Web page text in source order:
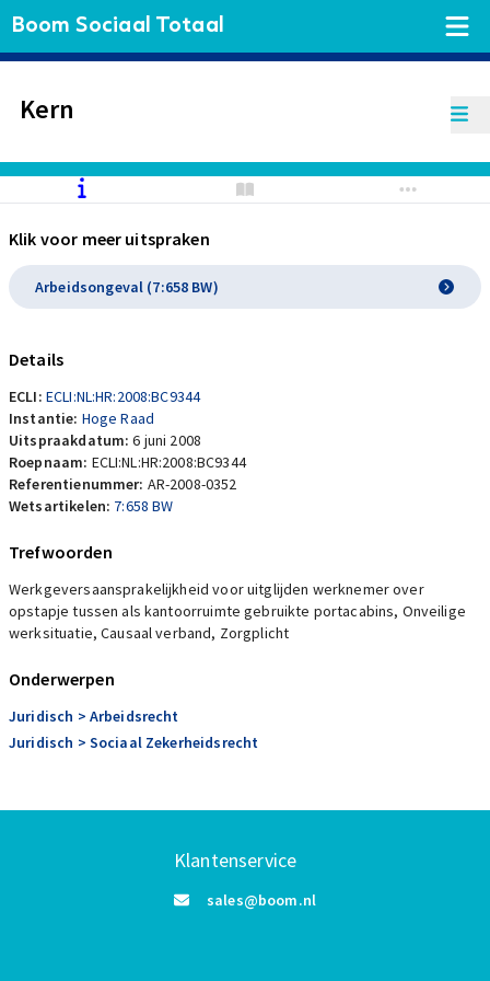
Boom Sociaal Totaal
Kern
Klik voor meer uitspraken
Arbeidsongeval (7:658 BW)
Details
ECLI: ECLI:NL:HR:2008:BC9344
Instantie: Hoge Raad
Uitspraakdatum:6 juni 2008
Roepnaam: ECLI:NL:HR:2008:BC9344
Referentienummer: AR-2008-0352
Wetsartikelen: 7:658 BW
Trefwoorden
Werkgeversaansprakelijkheid voor uitglijden werknemer over
opstapje tussen als kantoorruimte gebruikte portacabins, Onveilige
werksituatie, Causaal verband, Zorgplicht
Onderwerpen
Juridisch > Arbeidsrecht
Juridisch > Sociaal Zekerheidsrecht
Klantenservice
sales@boom.nl